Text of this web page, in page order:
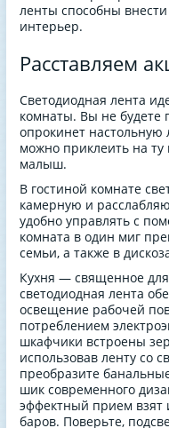
ленты способны
интерьер.
Расставляем
Светодиодная лента
комнаты. Вы не будете
опрокинет настольную
можно приклеить на ту
малыш.
В гостиной комнате
камерную и
удобно управлять с
комната в один миг
семьи, а также в
Кухня — священное
светодиодная лента
освещение рабочей
потреблением
шкафчики встроены
использовав ленту со
преобразите
шик современного
эффектный прием взят
баров. Поверьте,